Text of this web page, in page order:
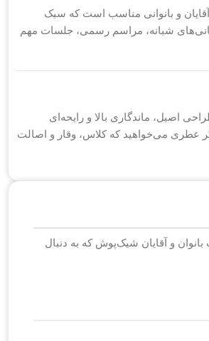
و بانوانی مناسب است که سبک
شبانه، مراسم رسمی، جلسات مهم
اصیل، ماندگاری بالا و رایحه‌ای
عطری می‌خواهید که کلاس، وقار و اصالت
و آقایان شیک‌پوش که به دنبال